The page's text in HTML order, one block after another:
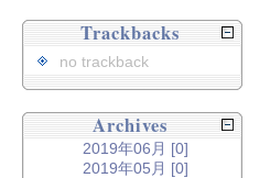
Trackbacks
no trackback
Archives
2019年06月 [0]
2019年05月 [0]